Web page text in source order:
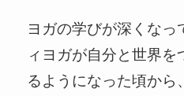
ヨガの学びが深くなっ
ィヨガが自分と世界を
るようになった頃から